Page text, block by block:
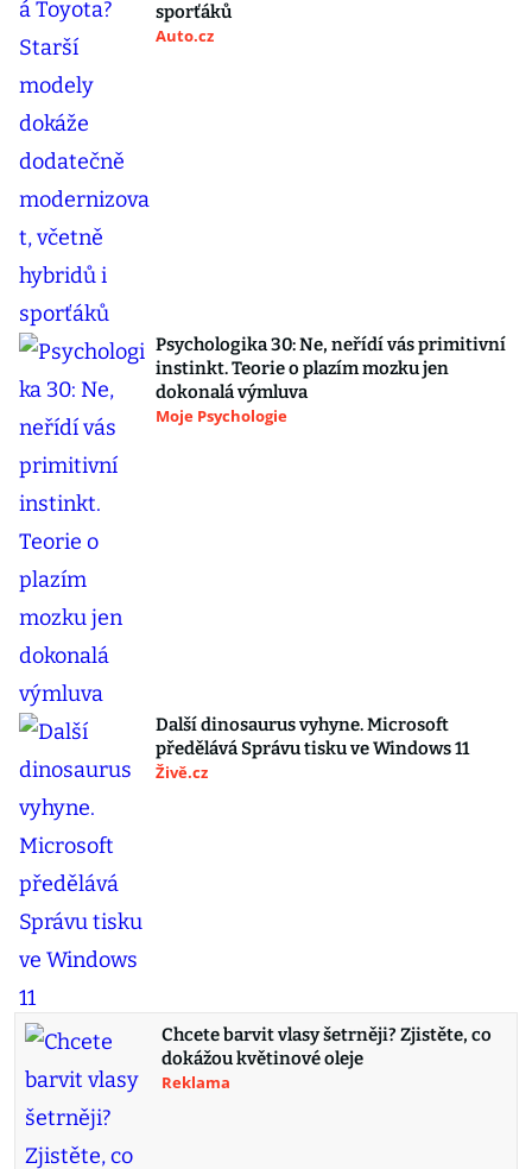
sporťáků
Auto.cz
Psychologika 30: Ne, neřídí vás primitivní
instinkt. Teorie o plazím mozku jen
dokonalá výmluva
Moje Psychologie
Další dinosaurus vyhyne. Microsoft
předělává Správu tisku ve Windows 11
Živě.cz
Chcete barvit vlasy šetrněji? Zjistěte, co
dokážou květinové oleje
Reklama